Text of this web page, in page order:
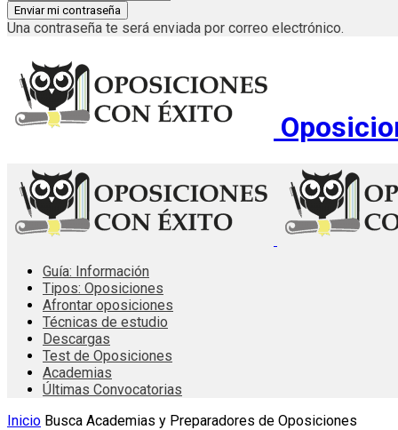
Una contraseña te será enviada por correo electrónico.
Guía: Información
Tipos: Oposiciones
Afrontar oposiciones
Técnicas de estudio
Descargas
Test de Oposiciones
Academias
Últimas Convocatorias
Inicio Busca Academias y Preparadores de Oposiciones